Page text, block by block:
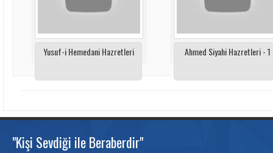
Yusuf-i Hemedani Hazretleri Ahmed Siyahi Hazretleri - 1
"Kişi Sevdiği ile Beraberdir"